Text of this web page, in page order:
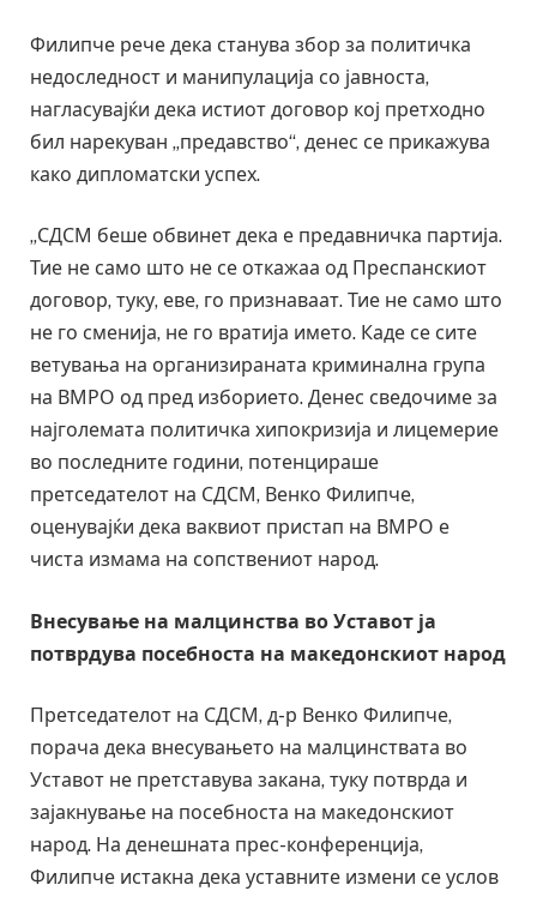
Филипче рече дека станува збор за политичка
недоследност и манипулација со јавноста,
нагласувајќи дека истиот договор кој претходно
бил нарекуван „предавство“, денес се прикажува
како дипломатски успех.
„СДСМ беше обвинет дека е предавничка партија.
Тие не само што не се откажаа од Преспанскиот
договор, туку, еве, го признаваат. Тие не само што
не го сменија, не го вратија името. Каде се сите
ветувања на организираната криминална група
на ВМРО од пред изборието. Денес сведочиме за
најголемата политичка хипокризија и лицемерие
во последните години, потенцираше
претседателот на СДСМ, Венко Филипче,
оценувајќи дека ваквиот пристап на ВМРО е
чиста измама на сопствениот народ.
Внесување на малцинства во Уставот ја
потврдува посебноста на македонскиот народ
Претседателот на СДСМ, д-р Венко Филипче,
порача дека внесувањето на малцинствата во
Уставот не претставува закана, туку потврда и
зајакнување на посебноста на македонскиот
народ. На денешната прес-конференција,
Филипче истакна дека уставните измени се услов